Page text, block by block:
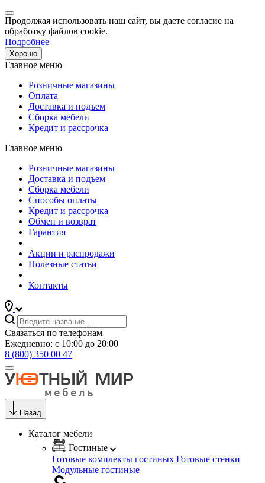
Продолжая использовать наш сайт, вы даете согласие на
обработку файлов cookie.
Подробнее
Хорошо
Главное меню
Розничные магазины
Оплата
Доставка и подъем
Сборка мебели
Кредит и рассрочка
Главное меню
Розничные магазины
Доставка и подъем
Сборка мебели
Способы оплаты
Кредит и рассрочка
Обмен и возврат
Гарантия
Акции и распродажи
Полезные статьи
Контакты
Связаться по телефонам
Ежедневно: с 10:00 до 20:00
8 (800) 350 00 47
Назад
Каталог мебели
Гостиные
Готовые комплекты гостиных Готовые стенки
Модульные гостиные